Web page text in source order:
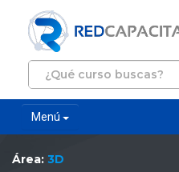
Menú
Área: 3D